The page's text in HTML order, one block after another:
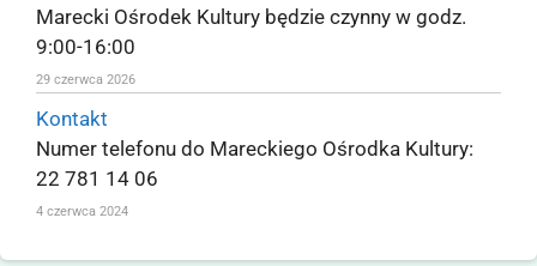
Marecki Ośrodek Kultury będzie czynny w godz.
9:00-16:00
29 czerwca 2026
Kontakt
Numer telefonu do Mareckiego Ośrodka Kultury:
22 781 14 06
4 czerwca 2024